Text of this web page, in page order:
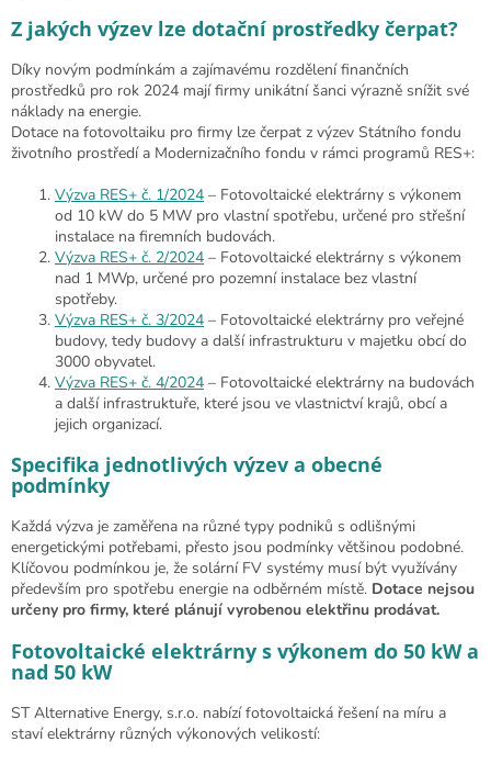
Z jakých výzev lze dotační prostředky čerpat?
Díky novým podmínkám a zajímavému rozdělení finančních
prostředků pro rok 2024 mají firmy unikátní šanci výrazně snížit své
náklady na energie.
Dotace na fotovoltaiku pro firmy lze čerpat z výzev Státního fondu
životního prostředí a Modernizačního fondu v rámci programů RES+:
Výzva RES+ č. 1/2024 – Fotovoltaické elektrárny s výkonem
od 10 kW do 5 MW pro vlastní spotřebu, určené pro střešní
instalace na firemních budovách.
Výzva RES+ č. 2/2024 – Fotovoltaické elektrárny s výkonem
nad 1 MWp, určené pro pozemní instalace bez vlastní
spotřeby.
Výzva RES+ č. 3/2024 – Fotovoltaické elektrárny pro veřejné
budovy, tedy budovy a další infrastrukturu v majetku obcí do
3000 obyvatel.
Výzva RES+ č. 4/2024 – Fotovoltaické elektrárny na budovách
a další infrastruktuře, které jsou ve vlastnictví krajů, obcí a
jejich organizací.
Specifika jednotlivých výzev a obecné
podmínky
Každá výzva je zaměřena na různé typy podniků s odlišnými
energetickými potřebami, přesto jsou podmínky většinou podobné.
Klíčovou podmínkou je, že solární FV systémy musí být využívány
především pro spotřebu energie na odběrném místě. Dotace nejsou
určeny pro firmy, které plánují vyrobenou elektřinu prodávat.
Fotovoltaické elektrárny s výkonem do 50 kW a
nad 50 kW
ST Alternative Energy, s.r.o. nabízí fotovoltaická řešení na míru a
staví elektrárny různých výkonových velikostí: